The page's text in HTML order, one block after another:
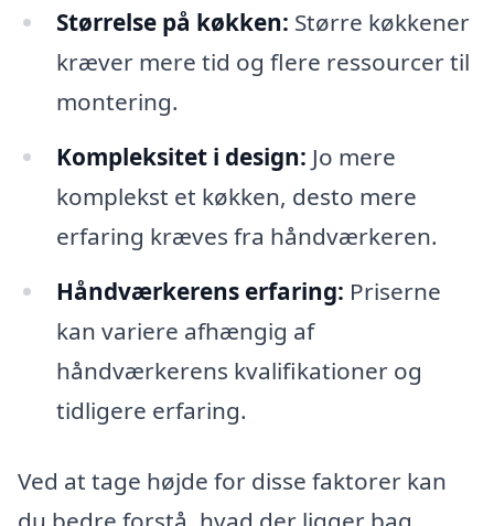
Størrelse på køkken: Større køkkener
kræver mere tid og flere ressourcer til
montering.
Kompleksitet i design: Jo mere
komplekst et køkken, desto mere
erfaring kræves fra håndværkeren.
Håndværkerens erfaring: Priserne
kan variere afhængig af
håndværkerens kvalifikationer og
tidligere erfaring.
Ved at tage højde for disse faktorer kan